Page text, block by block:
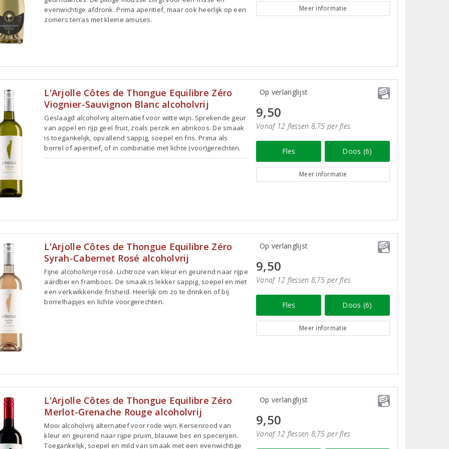
evenwichtige afdronk. Prima aperitief, maar ook heerlijk op een
zomers terras met kleine amuses.
Meer informatie
L'Arjolle Côtes de Thongue Equilibre Zéro
Viognier-Sauvignon Blanc alcoholvrij
Geslaagd alcoholvrij alternatief voor witte wijn. Sprekende geur
van appel en rijp geel fruit, zoals perzik en abrikoos. De smaak
is toegankelijk, opvallend sappig, soepel en fris. Prima als
borrel of aperitief, of in combinatie met lichte (voor)gerechten.
Op verlanglijst
9,50
Vanaf 12 flessen 8,75 per fles
Fles Doos (6)
Meer informatie
L'Arjolle Côtes de Thongue Equilibre Zéro
Syrah-Cabernet Rosé alcoholvrij
Fijne alcoholvrije rosé. Lichtroze van kleur en geurend naar rijpe
aardbei en framboos. De smaak is lekker sappig, soepel en met
een verkwikkende frisheid. Heerlijk om zo te drinken of bij
borrelhapjes en lichte voorgerechten.
Op verlanglijst
9,50
Vanaf 12 flessen 8,75 per fles
Fles Doos (6)
Meer informatie
L'Arjolle Côtes de Thongue Equilibre Zéro
Merlot-Grenache Rouge alcoholvrij
Mooi alcoholvrij alternatief voor rode wijn. Kersenrood van
kleur en geurend naar rijpe pruim, blauwe bes en specerijen.
Toegankelijk, soepel en mild van smaak met een evenwichtige
Op verlanglijst
9,50
Vanaf 12 flessen 8,75 per fles